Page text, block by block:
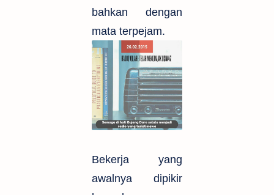
bahkan dengan
mata terpejam.
Bekerja yang
awalnya dipikir